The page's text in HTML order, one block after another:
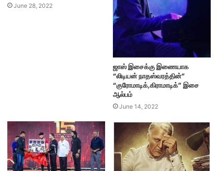
June 28, 2022
ஜாஸ் இசைக்கு இணையாக
“லிடியன் நாதஸ்வரத்தின்”
“குரோமாடிக்,கிராமாடிக்” இசை
ஆல்பம்
June 14, 2022